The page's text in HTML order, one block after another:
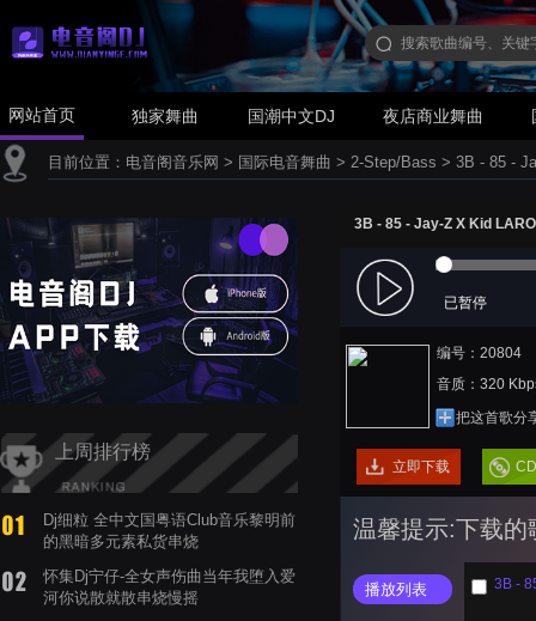
网站首页 独家舞曲 国潮中文DJ 夜店商业舞曲
目前位置： 电音阁音乐网 > 国际电音舞曲 > 2-Step/Bass > 3B - 85 -
上周排行榜
Dj细粒 全中文国粤语Club音乐黎明前
的黑暗多元素私货串烧
怀集Dj宁仔-全女声伤曲当年我堕入爱
河你说散就散串烧慢摇
3B - 85 - Jay-Z X Kid
已暂停
编号：20804
音质：320
把这首歌分
立即下载
温馨提示:下载的
播放列表 3B -